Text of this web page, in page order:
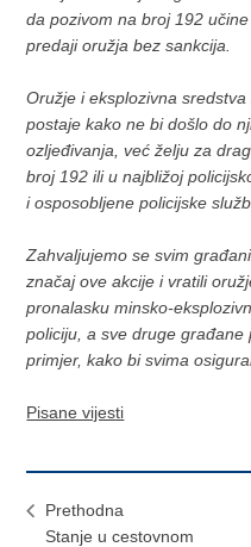
da pozivom na broj 192
predaji oružja bez sankcija.
Oružje i eksplozivna
postaje kako ne bi došlo do
ozljeđivanja, već želju za
broj 192 ili u najbližoj
i osposobljene policijske
Zahvaljujemo se svim
značaj ove akcije i vratili
pronalasku minsko-
policiju, a sve druge
primjer, kako bi svima
Pisane vijesti
Prethodna
Stanje u cestovnom